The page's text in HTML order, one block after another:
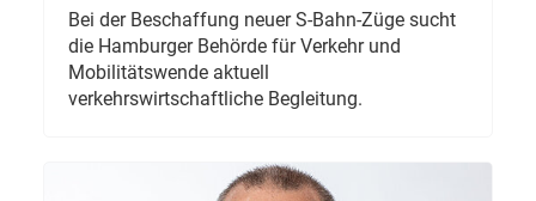
Bei der Beschaffung neuer S-Bahn-Züge sucht
die Hamburger Behörde für Verkehr und
Mobilitätswende aktuell
verkehrswirtschaftliche Begleitung.